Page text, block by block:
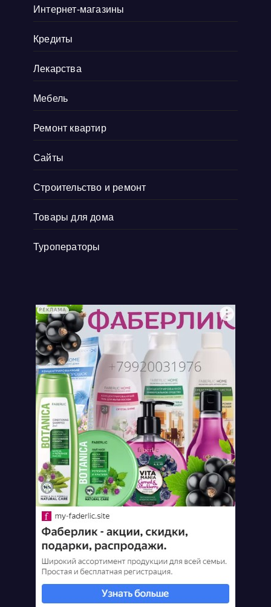
прям окунаешься
Интернет-магазины
Кредиты
Лекарства
Мебель
Ремонт квартир
Сайты
Строительство и ремонт
Товары для дома
Туроператоры